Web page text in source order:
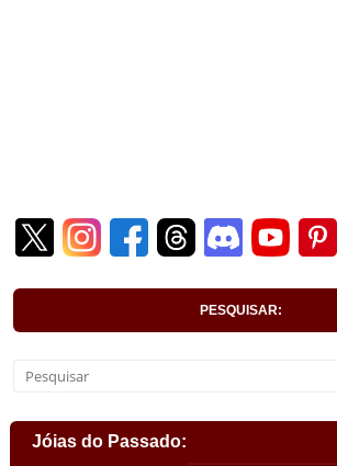
PESQUISAR:
Jóias do Passado: